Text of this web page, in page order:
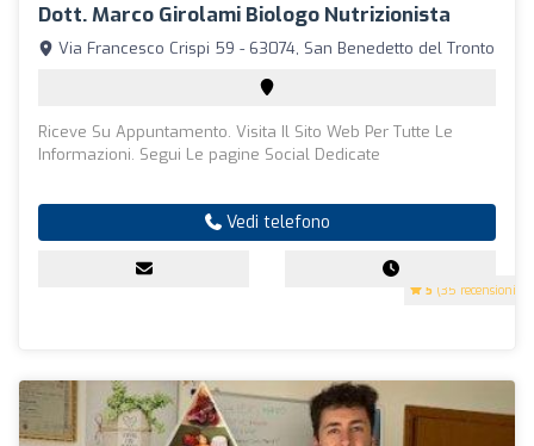
Dott. Marco Girolami Biologo Nutrizionista
5 (35 recensioni)
Via Francesco Crispi 59 - 63074, San Benedetto del Tronto
Riceve Su Appuntamento. Visita Il Sito Web Per Tutte Le
Informazioni. Segui Le pagine Social Dedicate
Vedi telefono